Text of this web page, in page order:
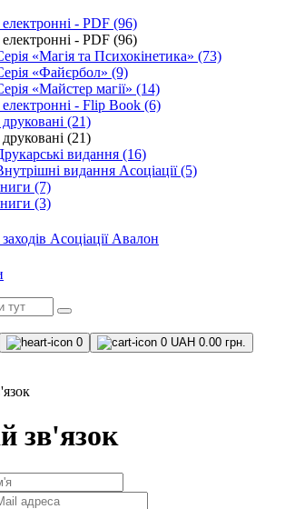
- PDF (96)
- PDF (96)
«Магія та Психокінетика» (73)
«Файєрбол» (9)
«Майстер магії» (14)
- Flip Book (6)
(21)
(21)
видання (16)
видання Асоціації (5)
(7)
(3)
Асоціації Авалон
0 0 UAH 0.00 грн.
зв'язок